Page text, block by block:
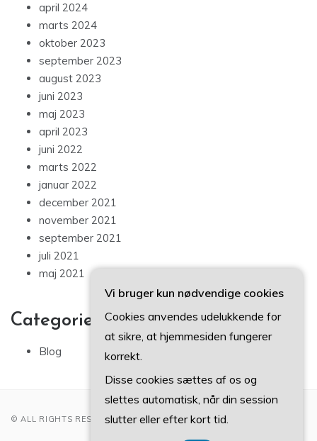
april 2024
marts 2024
oktober 2023
september 2023
august 2023
juni 2023
maj 2023
april 2023
juni 2022
marts 2022
januar 2022
december 2021
november 2021
september 2021
juli 2021
maj 2021
Categories
Blog
© ALL RIGHTS RESERVED 2022
Vi bruger kun nødvendige cookies
Cookies anvendes udelukkende for
at sikre, at hjemmesiden fungerer
korrekt.
Disse cookies sættes af os og
slettes automatisk, når din session
slutter eller efter kort tid.